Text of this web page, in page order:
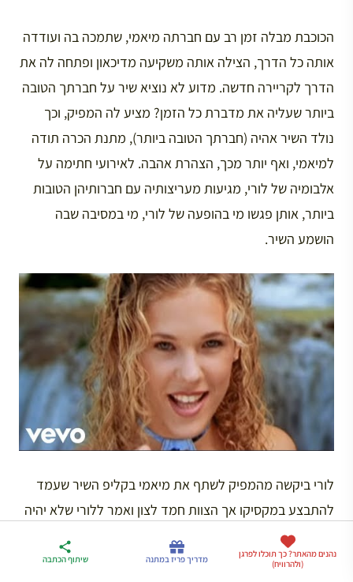
הכוכבת מבלה זמן רב עם חברתה מיאמי, שתמכה בה ועודדה
אותה כל הדרך, הצילה אותה משקיעה מדיכאון ופתחה לה את
הדרך לקריירה חדשה. מדוע לא נוציא שיר על חברתך הטובה
ביותר שעליה את מדברת כל הזמן? מציע לה המפיק, וכך
נולד השיר אהיה (חברתך הטובה ביותר), מתנת הכרה תודה
למיאמי, ואף יותר מכך, הצהרת אהבה. לאירועי חתימה על
אלבומיה של לורי, מגיעות מעריצותיה עם חברותיהן הטובות
ביותר, אותן פגשו מי בהופעה של לורי, מי במסיבה שבה
הושמע השיר.
לורי ביקשה מהמפיק לשתף את מיאמי בקליפ השיר שעמד
להתבצע במקסיקו אך הצוות חמד לצון ואמר ללורי שלא יהיה
אפשרי להשיג את האישורים הנחוצים לנסיעתה של מיאמי.
והינה, בנמל התעופה, רגע לפני הטיסה, רואה לורי את מיאמי,
ארגז הכלים שלי
לטיול בצרפת
מדריך פריז
במתנה
דברו
איתי בווטסאפ
נהנים מהאתר? כך תוכלו לפרגן
(ולהרוויח)
מדריך פריז במתנה שיתוף הכתבה